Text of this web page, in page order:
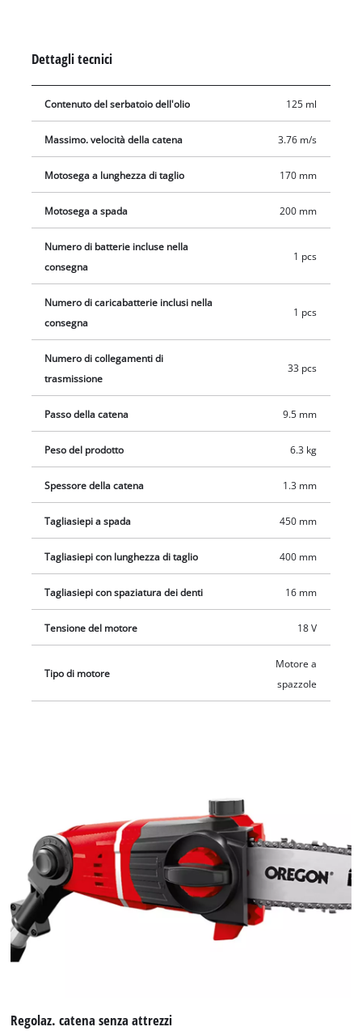
Dettagli tecnici
Contenuto del serbatoio dell'olio 125 ml
Massimo. velocità della catena 3.76 m/s
Motosega a lunghezza di taglio 170 mm
Motosega a spada 200 mm
Numero di batterie incluse nella
consegna
1 pcs
Numero di caricabatterie inclusi nella
consegna
1 pcs
Numero di collegamenti di
trasmissione
33 pcs
Passo della catena 9.5 mm
Peso del prodotto 6.3 kg
Spessore della catena 1.3 mm
Tagliasiepi a spada 450 mm
Tagliasiepi con lunghezza di taglio 400 mm
Tagliasiepi con spaziatura dei denti 16 mm
Tensione del motore 18 V
Tipo di motore
Motore a
spazzole
Regolaz. catena senza attrezzi